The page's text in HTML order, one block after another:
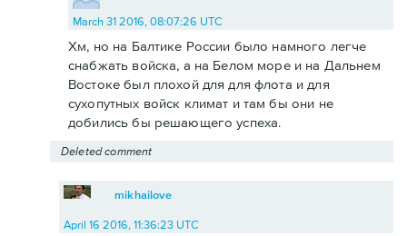
March 31 2016, 08:07:26 UTC
Хм, но на Балтике России было намного легче
снабжать войска, а на Белом море и на Дальнем
Востоке был плохой для для флота и для
сухопутных войск климат и там бы они не
добились бы решающего успеха.
Deleted comment
mikhailove
April 16 2016, 11:36:23 UTC